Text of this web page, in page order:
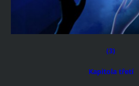
(3)
Kapitola třetí